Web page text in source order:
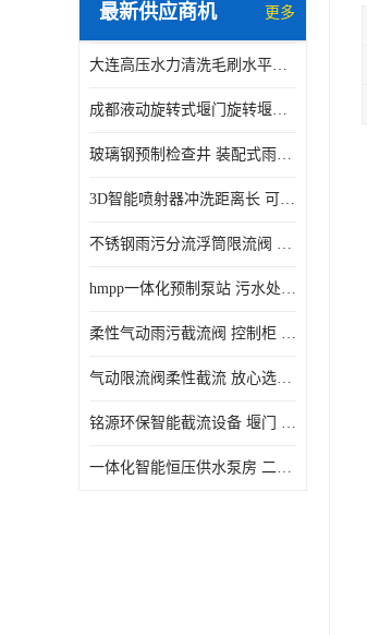
智能一体化供水泵房
智能一体化净水设备
最新供应商机 更多
大连高压水力清洗毛刷水平自清洁滚刷 水力自动冲洗系统 水力清洗
成都液动旋转式堰门旋转堰门 自动控制 SUS304
玻璃钢预制检查井 装配式雨水污水井 初期弃流井 源头厂家
3D智能喷射器冲洗距离长 可270度旋转 高强度水压远距离喷洗
不锈钢雨污分流浮筒限流阀 DN150-DN1000 品质可信
hmpp一体化预制泵站 污水处理系统 乡镇学校市政排水 厂家供应
柔性气动雨污截流阀 控制柜 远程控制安全性高检修方便
气动限流阀柔性截流 放心选购 控源截污铭源环保
铭源环保智能截流设备 堰门 铸铁调节闸门作用 源头商家 可定制
一体化智能恒压供水泵房 二次加压供水设备户外智慧泵房